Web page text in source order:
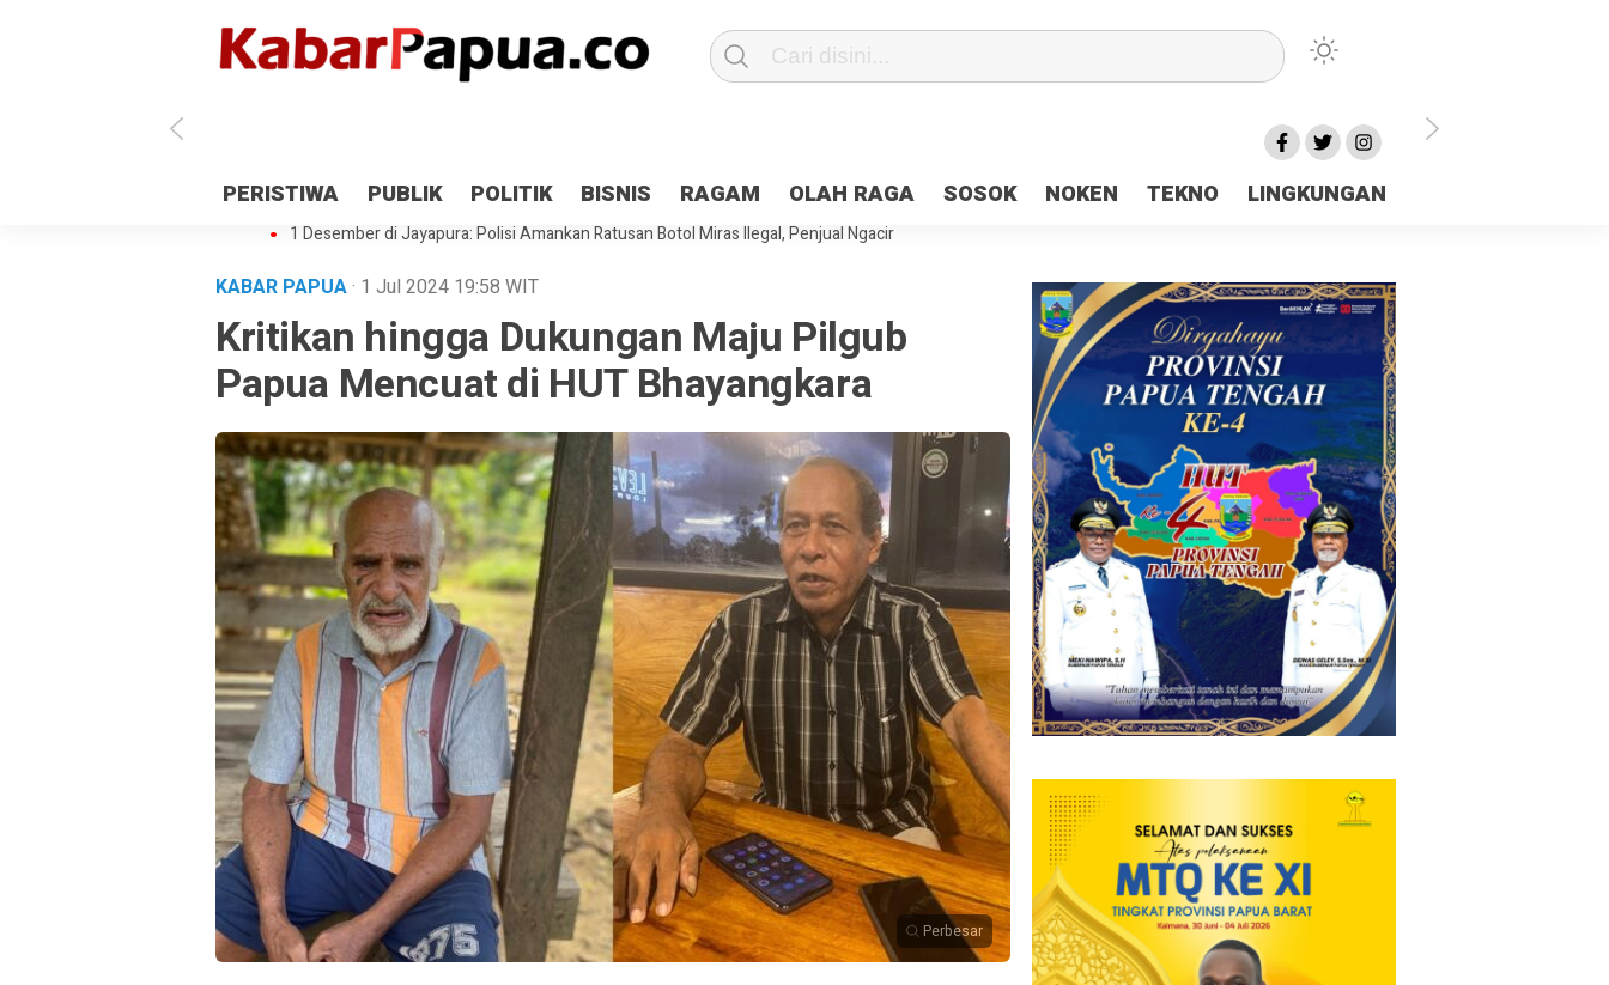
PERISTIWA PUBLIK POLITIK BISNIS RAGAM OLAH RAGA SOSOK NOKEN TEKNO LINGKUNGAN
Antisipasi 1 Desember, TNI Polri Patroli 2×24 jam di Kota Jayapura
Pesan Sejuk Polri di Deklarasi Pemilu Ceria Tanah Papua
Gedung Perpustakaan SMPN 5 Sentani Terbakar
Hibah Pilkada Jayapura Cair 10 Persen, Deposit Kas Daerah Rp23 Miliar Disorot
1 Desember di Jayapura: Polisi Amankan Ratusan Botol Miras Ilegal, Penjual Ngacir
KABAR PAPUA· 1 Jul 2024 19:58 WIT
Kritikan hingga Dukungan Maju Pilgub
Papua Mencuat di HUT Bhayangkara
Perbesar